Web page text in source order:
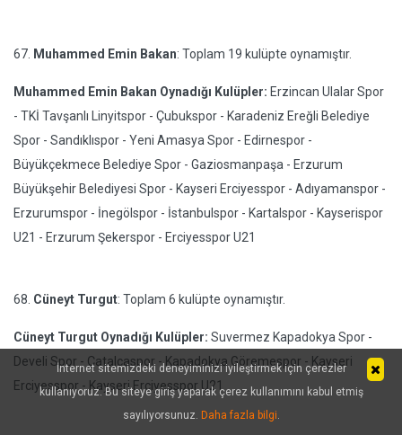
67. Muhammed Emin Bakan: Toplam 19 kulüpte oynamıştır.
Muhammed Emin Bakan Oynadığı Kulüpler: Erzincan Ulalar Spor
- TKİ Tavşanlı Linyitspor - Çubukspor - Karadeniz Ereğli Belediye
Spor - Sandıklıspor - Yeni Amasya Spor - Edirnespor -
Büyükçekmece Belediye Spor - Gaziosmanpaşa - Erzurum
Büyükşehir Belediyesi Spor - Kayseri Erciyesspor - Adıyamanspor -
Erzurumspor - İnegölspor - İstanbulspor - Kartalspor - Kayserispor
U21 - Erzurum Şekerspor - Erciyesspor U21
68. Cüneyt Turgut: Toplam 6 kulüpte oynamıştır.
Cüneyt Turgut Oynadığı Kulüpler: Suvermez Kapadokya Spor -
Develi Spor - Çatalcaspor - Kapadokya Göremespor - Kayseri
Erciyesspor - Kayseri Erciyesspor U21
İnternet sitemizdeki deneyiminizi iyileştirmek için çerezler
kullanıyoruz. Bu siteye giriş yaparak çerez kullanımını kabul etmiş
sayılıyorsunuz. Daha fazla bilgi.